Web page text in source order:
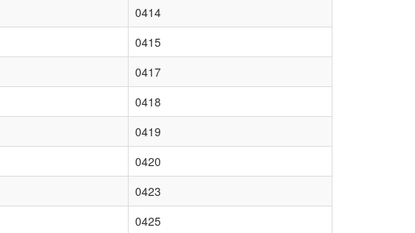
0414
0415
0417
0418
0419
0420
0423
0425